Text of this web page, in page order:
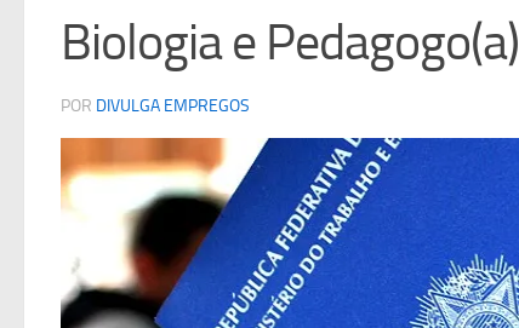
Biologia e Pedagogo(a)
POR DIVULGA EMPREGOS